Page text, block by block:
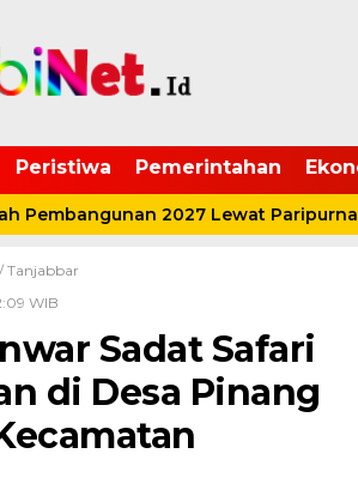
Peristiwa Pemerintahan
2027 Lewat Paripurna
/ Tanjabbar
WIB
Sadat Safari
di Desa Pinang